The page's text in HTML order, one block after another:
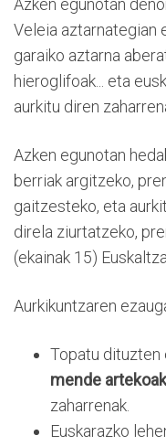
Azken egunotan
Veleia aztarnategian
garaiko aztarna
hieroglifoak... eta
aurkitu diren
Azken egunotan
berriak argitzeko,
gaitzesteko, eta
direla ziurtatzeko,
(ekainak 15)
Aurkikuntzaren
Topatu dituzten
mende artekoak
zaharrenak.
Euskarazko